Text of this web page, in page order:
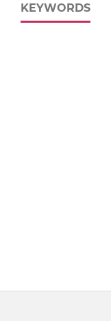
KEYWORDS